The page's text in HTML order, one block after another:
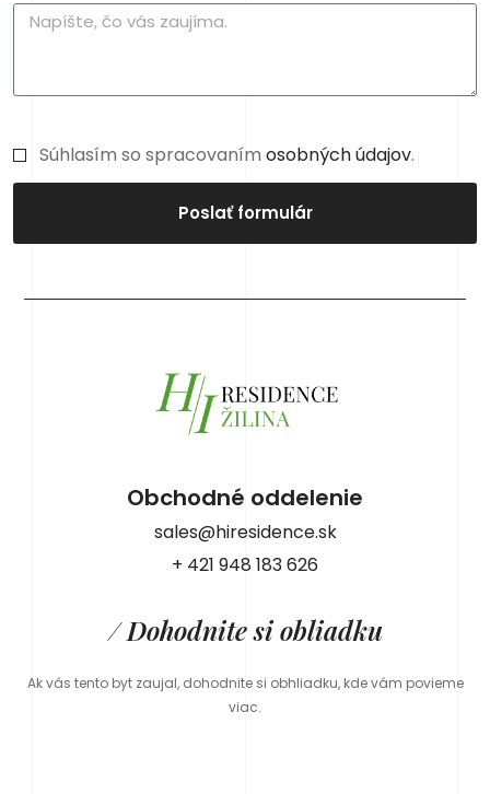
Súhlasím so spracovanímosobných údajov.
Poslať formulár
Obchodné oddelenie
sales@hiresidence.sk
+ 421 948 183 626
/ Dohodnite si obliadku
Ak vás tento byt zaujal, dohodnite si obhliadku, kde vám povieme
viac.